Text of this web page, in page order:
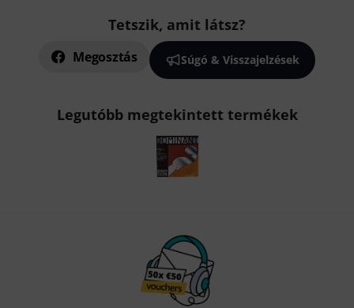
Tetszik, amit látsz?
Megosztás Súgó & Visszajelzések
Legutóbb megtekintett termékek